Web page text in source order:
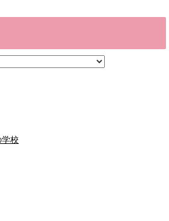
校